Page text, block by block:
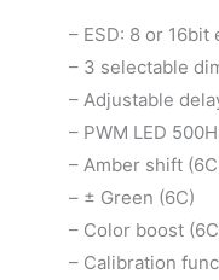
– ESD: 8 or
– 3 selectable
– Adjustable
– PWM LED
– Amber shift
– ± Green (6C)
– Color boost
– Calibration